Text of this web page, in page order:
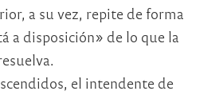
a su vez, repite de forma
a disposición» de lo que la
el intendente de